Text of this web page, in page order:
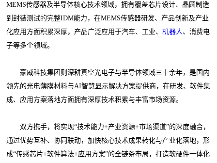
MEMS传感器及半导体核心技术领域，拥有覆盖芯片设计、晶圆制造
到封装测试的完整IDM能力，在MEMS传感器研发、产品创新及产业
化应用方面积累深厚，产品广泛应用于汽车、工业、机器人 、消费电
子等多个领域。
豪威科技集团则深耕真空光电子与半导体领域三十余年，是国内
领先的光电薄膜材料与AI智慧显示解决方案提供商，在研发、软件集
成、应用方案落地方面拥有深厚技术积累与丰富市场资源。
双方携手，将实现“技术能力+产业资源+市场渠道”的深度融合，
通过优势互补、协同联动，加快核心技术成果转化与产业化落地，形
成“传感芯片+软件算法+应用方案”的全链条布局，打造软硬件一体化